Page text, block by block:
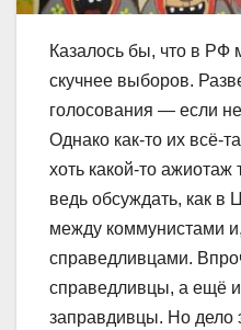
Казалось бы, что в РФ
скучнее выборов.
голосования ― если
Однако как-то их всё-
хоть какой-то ажиотаж
ведь обсуждать, как в
между коммунистами
справедливцами.
справедливцы, а ещё
заправдивцы. Но дело